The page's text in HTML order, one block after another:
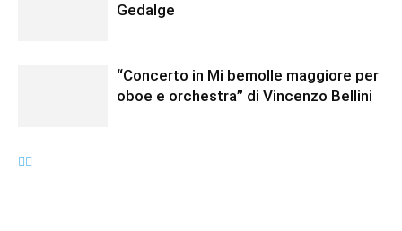
Gedalge
“Concerto in Mi bemolle maggiore per
oboe e orchestra” di Vincenzo Bellini